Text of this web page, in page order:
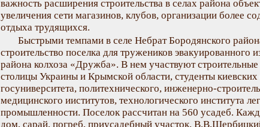
важность расширения строительства в селах района
увеличения сети магазинов, клубов, организации более
отдыха трудящихся.
Быстрыми темпами в селе Небрат Бородянского
строительство поселка для тружеников эвакуированного
района колхоза «Дружба». В нем участвуют строительные
столицы Украины и Крымской области, студенты киевских
госуниверситета, политехнического, инженерно-
медицинского ииститутов, технологического института
промышленности. Поселок рассчитан на 560 усадеб.
дом, сарай, погреб, приусадебный участок.